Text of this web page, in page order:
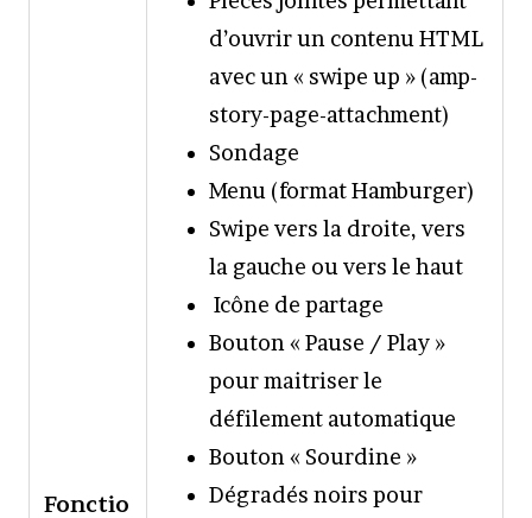
Fonctio
d’ouvrir un contenu HTML
avec un « swipe up » (amp-
story-page-attachment)
Sondage
Menu (format Hamburger)
Swipe vers la droite, vers
la gauche ou vers le haut
Icône de partage
Bouton « Pause / Play »
pour maitriser le
défilement automatique
Bouton « Sourdine »
Dégradés noirs pour